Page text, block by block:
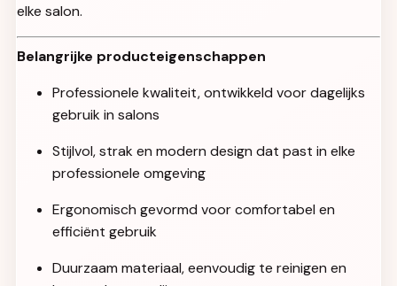
elke salon.
Belangrijke producteigenschappen
Professionele kwaliteit, ontwikkeld voor dagelijks
gebruik in salons
Stijlvol, strak en modern design dat past in elke
professionele omgeving
Ergonomisch gevormd voor comfortabel en
efficiënt gebruik
Duurzaam materiaal, eenvoudig te reinigen en